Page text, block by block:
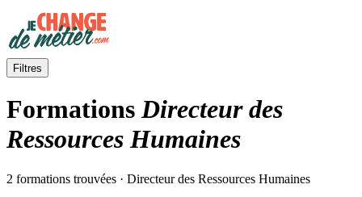
Filtres
FormationsDirecteur des
Ressources Humaines
2 formations trouvées · Directeur des Ressources Humaines